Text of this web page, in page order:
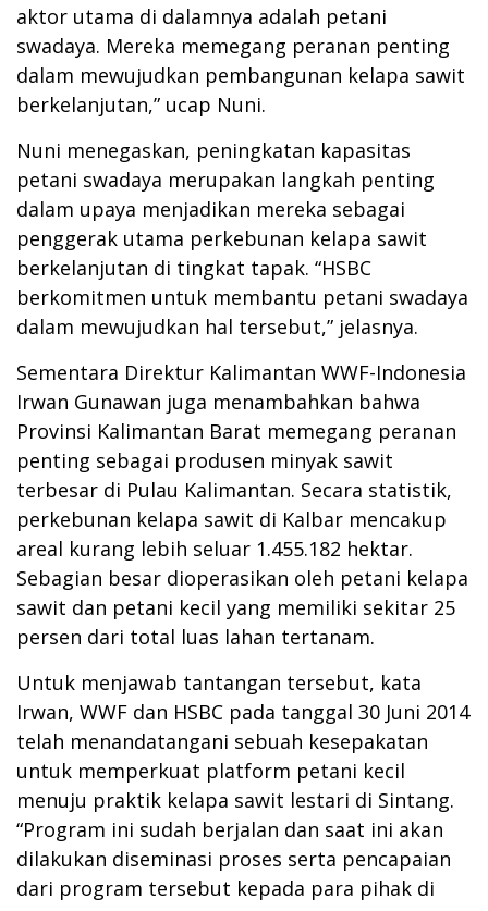
aktor utama di dalamnya adalah petani
swadaya. Mereka memegang peranan penting
dalam mewujudkan pembangunan kelapa sawit
berkelanjutan,” ucap Nuni.
Nuni menegaskan, peningkatan kapasitas
petani swadaya merupakan langkah penting
dalam upaya menjadikan mereka sebagai
penggerak utama perkebunan kelapa sawit
berkelanjutan di tingkat tapak. “HSBC
berkomitmen untuk membantu petani swadaya
dalam mewujudkan hal tersebut,” jelasnya.
Sementara Direktur Kalimantan WWF-Indonesia
Irwan Gunawan juga menambahkan bahwa
Provinsi Kalimantan Barat memegang peranan
penting sebagai produsen minyak sawit
terbesar di Pulau Kalimantan. Secara statistik,
perkebunan kelapa sawit di Kalbar mencakup
areal kurang lebih seluar 1.455.182 hektar.
Sebagian besar dioperasikan oleh petani kelapa
sawit dan petani kecil yang memiliki sekitar 25
persen dari total luas lahan tertanam.
Untuk menjawab tantangan tersebut, kata
Irwan, WWF dan HSBC pada tanggal 30 Juni 2014
telah menandatangani sebuah kesepakatan
untuk memperkuat platform petani kecil
menuju praktik kelapa sawit lestari di Sintang.
“Program ini sudah berjalan dan saat ini akan
dilakukan diseminasi proses serta pencapaian
dari program tersebut kepada para pihak di